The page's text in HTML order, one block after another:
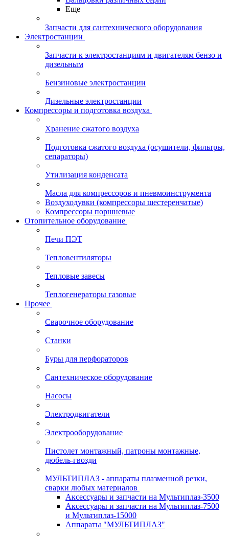
Еще
Запчасти для сантехнического оборудования
Электростанции
Запчасти к электростанциям и двигателям бензо и
дизельным
Бензиновые электростанции
Дизельные электростанции
Компрессоры и подготовка воздуха
Хранение сжатого воздуха
Подготовка сжатого воздуха (осушители, фильтры,
сепараторы)
Утилизация конденсата
Масла для компрессоров и пневмоинструмента
Воздуходувки (компрессоры шестеренчатые)
Компрессоры поршневые
Отопительное оборудование
Печи ПЭТ
Тепловентиляторы
Тепловые завесы
Теплогенераторы газовые
Прочее
Сварочное оборудование
Станки
Буры для перфораторов
Сантехническое оборудование
Насосы
Электродвигатели
Электрооборудование
Пистолет монтажный, патроны монтажные,
дюбель-гвозди
МУЛЬТИПЛАЗ - аппараты плазменной резки,
сварки любых материалов
Аксессуары и запчасти на Мультиплаз-3500
Аксессуары и запчасти на Мультиплаз-7500
и Мультиплаз-15000
Аппараты "МУЛЬТИПЛАЗ"